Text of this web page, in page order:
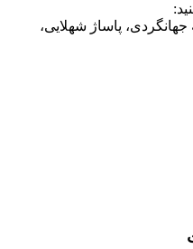
پاساژ شهلایی،